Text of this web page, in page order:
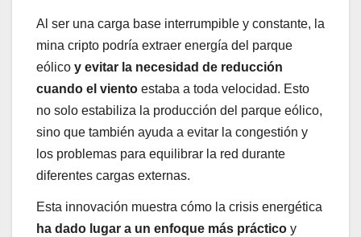
Al ser una carga base interrumpible y constante, la
mina cripto podría extraer energía del parque
eólico y evitar la necesidad de reducción
cuando el viento estaba a toda velocidad. Esto
no solo estabiliza la producción del parque eólico,
sino que también ayuda a evitar la congestión y
los problemas para equilibrar la red durante
diferentes cargas externas.
Esta innovación muestra cómo la crisis energética
ha dado lugar a un enfoque más práctico y